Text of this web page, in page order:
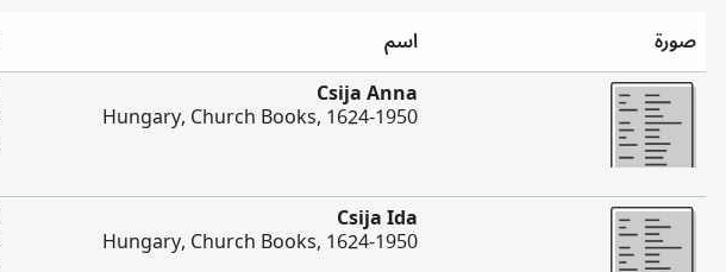
صورة اسم
المزيد
Csija Anna
Hungary, Church Books, 1624-1950
المزيد
Csija Ida
Hungary, Church Books, 1624-1950